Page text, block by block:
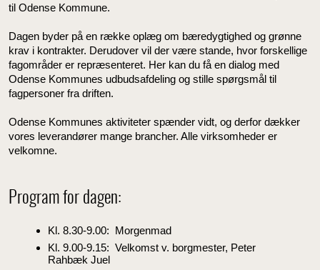
til Odense Kommune.
Dagen byder på en række oplæg om bæredygtighed og grønne
krav i kontrakter. Derudover vil der være stande, hvor forskellige
fagområder er repræsenteret. Her kan du få en dialog med
Odense Kommunes udbudsafdeling og stille spørgsmål til
fagpersoner fra driften.
Odense Kommunes aktiviteter spænder vidt, og derfor dækker
vores leverandører mange brancher. Alle virksomheder er
velkomne.
Program for dagen:
Kl. 8.30-9.00: Morgenmad
Kl. 9.00-9.15: Velkomst v. borgmester, Peter
Rahbæk Juel